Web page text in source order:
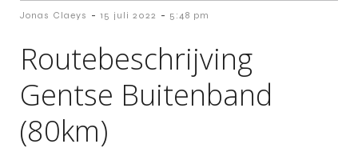
Jonas Claeys - 15 juli 2022 - 5:48 pm
Routebeschrijving
Gentse Buitenband
(80km)